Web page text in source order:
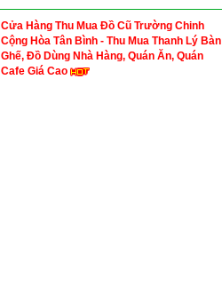
Cửa Hàng Thu Mua Đồ Cũ Trường Chinh
Cộng Hòa Tân Bình - Thu Mua Thanh Lý Bàn
Ghế, Đồ Dùng Nhà Hàng, Quán Ăn, Quán
Cafe Giá Cao